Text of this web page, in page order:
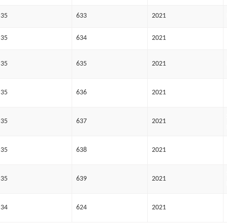
35 633 2021
35 634 2021
35 635 2021
35 636 2021
35 637 2021
35 638 2021
35 639 2021
34 624 2021